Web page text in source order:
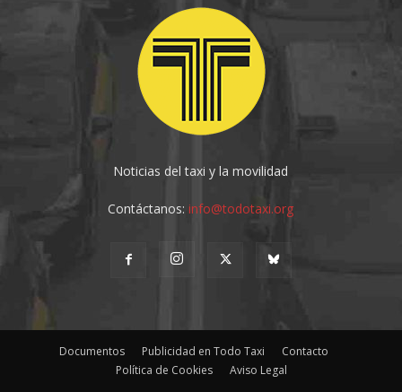
Noticias del taxi y la movilidad
Contáctanos:info@todotaxi.org
Documentos Publicidad en Todo Taxi
Contacto
Política de Cookies
Aviso Legal